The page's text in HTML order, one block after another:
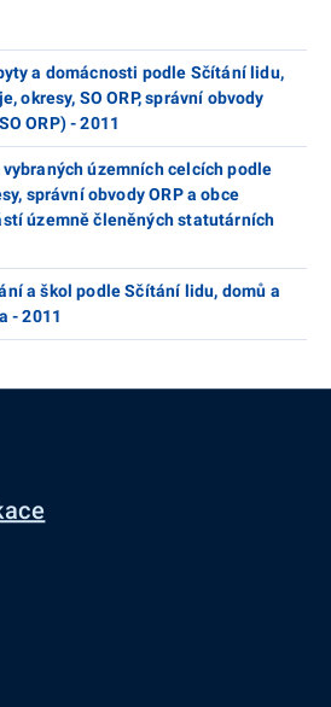
a domácnosti podle Sčítání lidu,
okresy, SO ORP, správní obvody
ORP) - 2011
územních celcích podle
správní obvody ORP a obce
územně členěných statutárních
a škol podle Sčítání lidu, domů a
- 2011